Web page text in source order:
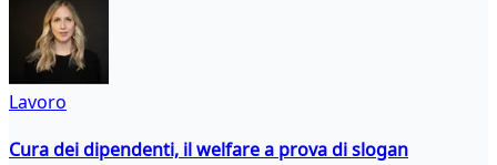
Lavoro
Cura dei dipendenti, il welfare a prova di slogan